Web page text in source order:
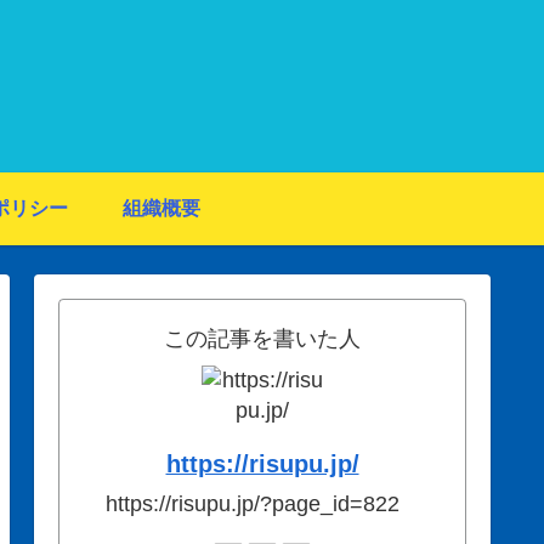
リシー 組織概要
この記事を書いた人
https://risupu.jp/
https://risupu.jp/?page_id=822